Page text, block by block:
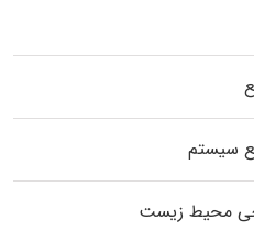
سیستم
محیط زیست